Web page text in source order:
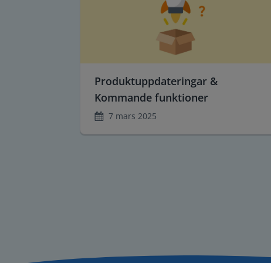
Produktuppdateringar &
Kommande funktioner
7 mars 2025